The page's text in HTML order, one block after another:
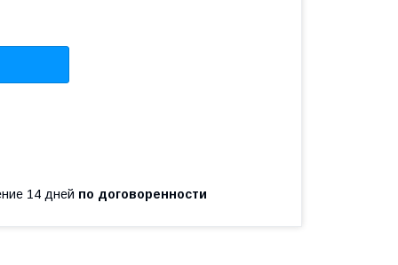
14 дней по договоренности